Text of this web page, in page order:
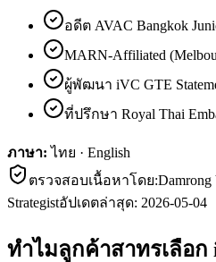
อดีต AVAC Bangkok
MARN-Affiliated
ผู้พัฒนา iVC GTE
ที่ปรึกษา Royal Thai
ภาษา: ไทย · English
ตรวจสอบเนื้อหาโดย:Damrong
Strategistอัปเดตล่าสุด: 2026-05-04
ทำไมลูกค้าสาทรเลือก